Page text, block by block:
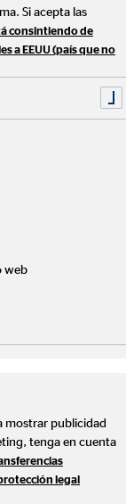
de los
a realizar
objeto de
los contenidos
el presente
a que revise
de Daniel
tipo, ya sea
puedan
Nogales Pascual.
Si acepta las
consintiendo de
a EEUU (país que no
web
mostrar publicidad
tenga en cuenta
legal